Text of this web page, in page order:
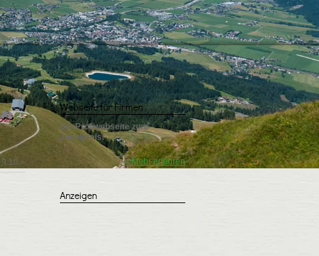
9 10 »
Webseite für Firmen
Die Profiwebseite zum
Jodelpreis!
-> Mehr erfahren
Anzeigen